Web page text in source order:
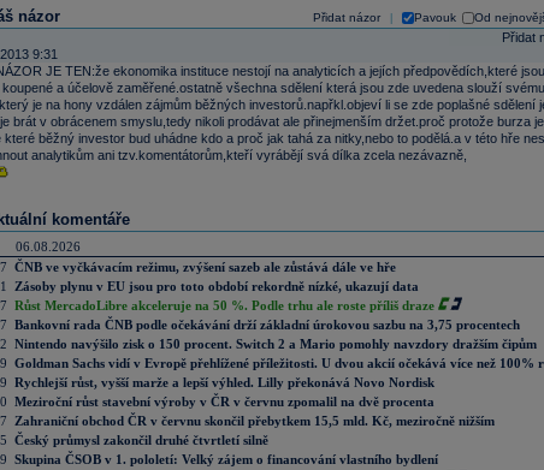
Přidat názor Pavouk Od
názor
Přidat
9:31
JE TEN:že ekonomika instituce nestojí na analyticích a jejích předpovědích,které jsou
koupené a účelově zaměřené.ostatně všechna sdělení která jsou zde uvedena slouží svému
je na hony vzdálen zájmům běžných investorů.napřkl.objeví li se zde poplašné sdělení
brát v obrácenem smyslu,tedy nikoli prodávat ale přinejmenším držet.proč protože burza je
které běžný investor bud uhádne kdo a proč jak tahá za nitky,nebo to podělá.a v této hře
analytikům ani tzv.komentátorům,kteří vyrábějí svá dílka zcela nezávazně,
komentáře
06.08.2026
ČNB ve vyčkávacím režimu, zvýšení sazeb ale zůstává dále ve hře
Zásoby plynu v EU jsou pro toto období rekordně nízké, ukazují data
Růst MercadoLibre akceleruje na 50 %. Podle trhu ale roste příliš draze
Bankovní rada ČNB podle očekávání drží základní úrokovou sazbu na 3,75 procentech
Nintendo navýšilo zisk o 150 procent. Switch 2 a Mario pomohly navzdory dražším čipům
Goldman Sachs vidí v Evropě přehlížené příležitosti. U dvou akcií očekává více než 100%
Rychlejší růst, vyšší marže a lepší výhled. Lilly překonává Novo Nordisk
Meziroční růst stavební výroby v ČR v červnu zpomalil na dvě procenta
Zahraniční obchod ČR v červnu skončil přebytkem 15,5 mld. Kč, meziročně nižším
Český průmysl zakončil druhé čtvrtletí silně
Skupina ČSOB v 1. pololetí: Velký zájem o financování vlastního bydlení